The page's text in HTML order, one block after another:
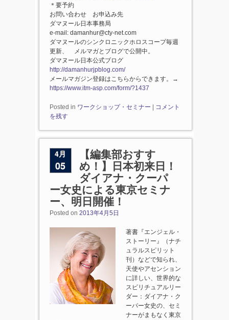
＊要予約
お問い合わせ お申込み先
ダマヌール日本事務局
e-mail: damanhur@cty-net.com
ダマヌールのシンクロニックホロスコープ毎週
更新、 メルマガとブログで公開中。
ダマヌール日本公式ブログ
http://damanhurjpblog.com/
メールマガジン登録はこちらからできます。→
https://www.itm-asp.com/form/?1437
Posted in ワークショップ・セミナー
コメント
を残す
4月
05
【編集部おすす
め！】日本初来日！
ダイアナ・クーパ
ー女史による東京セミナ
ー、明日開催！
Posted on 2013年4月5日
著書『エンジェル・
ストーリー』（ナチ
ュラルスピリット
刊）などで知られ、
天使やアセンション
に詳しい、世界的な
スピリチュアルリー
ダー：ダイアナ・ク
ーパー女史の、セミ
ナーがまもなく東京